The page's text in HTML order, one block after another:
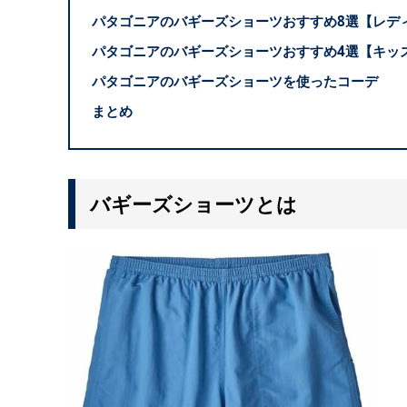
パタゴニアのバギーズショーツおすすめ8選【レデ
パタゴニアのバギーズショーツおすすめ4選【キッ
パタゴニアのバギーズショーツを使ったコーデ
まとめ
バギーズショーツとは